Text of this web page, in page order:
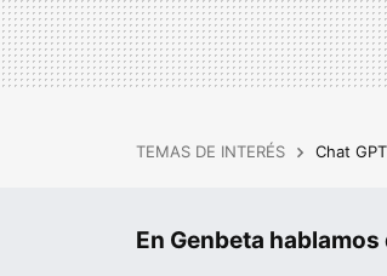
TEMAS DE INTERÉS Chat GPT
En Genbeta hablamos